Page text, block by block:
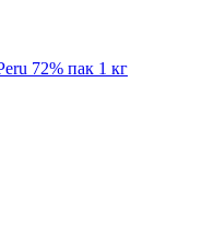
72% пак 1 кг